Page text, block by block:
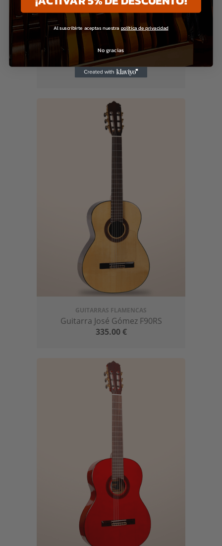
GUITARRAS FLAMENCAS
Guitarra José Gómez F90
320.00€
GUITARRAS FLAMENCAS
Guitarra José Gómez F90RS
335.00€
Al suscribirte aceptas nuestrapolítica de privacidad
No gracias